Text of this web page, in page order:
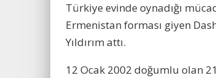
Türkiye evinde oynadığı
Ermenistan forması giyen
Yıldırım attı.
12 Ocak 2002 doğumlu olan